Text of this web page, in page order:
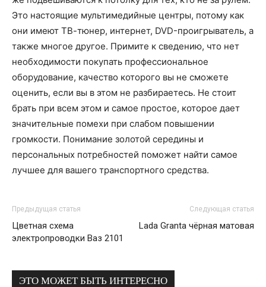
Это настоящие мультимедийные центры, потому как
они имеют ТВ-тюнер, интернет, DVD-проигрыватель, а
также многое другое. Примите к сведению, что нет
необходимости покупать профессиональное
оборудование, качество которого вы не сможете
оценить, если вы в этом не разбираетесь. Не стоит
брать при всем этом и самое простое, которое дает
значительные помехи при слабом повышении
громкости. Понимание золотой середины и
персональных потребностей поможет найти самое
лучшее для вашего транспортного средства.
Предыдущая статья
Цветная схема
электропроводки Ваз 2101
Следующая статья
Lada Granta чёрная матовая
ЭТО МОЖЕТ БЫТЬ ИНТЕРЕСНО